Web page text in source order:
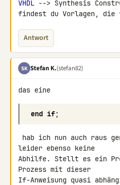
VHDL --> Synthesis
findest du Vorlagen, die
Antwort
SK Stefan K.(stefan82)
das eine
end if;
leider ebenso keine
Abhilfe. Stellt es ein
Prozess mit dieser
If-Anweisung quasi